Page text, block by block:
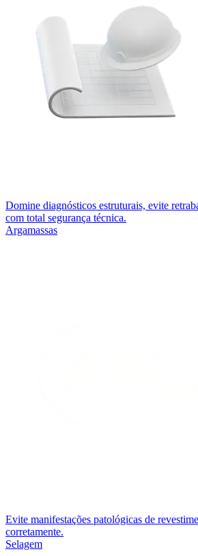
Domine diagnósticos estruturais, evite
com total segurança técnica.
Argamassas
Evite manifestações patológicas de
corretamente.
Selagem